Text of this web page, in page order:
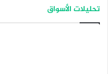
تحليلات الأسواق